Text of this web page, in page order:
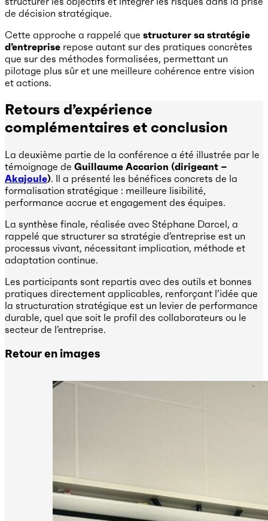
de décision stratégique.
Cette approche a rappelé que structurer sa stratégie
d’entreprise repose autant sur des pratiques concrètes
que sur des méthodes formalisées, permettant un
pilotage plus sûr et une meilleure cohérence entre vision
et actions.
Retours d’expérience
complémentaires et conclusion
La deuxième partie de la conférence a été illustrée par le
témoignage de Guillaume Accarion (dirigeant –
Akajoule). Il a présenté les bénéfices concrets de la
formalisation stratégique : meilleure lisibilité,
performance accrue et engagement des équipes.
La synthèse finale, réalisée avec Stéphane Darcel, a
rappelé que structurer sa stratégie d’entreprise est un
processus vivant, nécessitant implication, méthode et
adaptation continue.
Les participants sont repartis avec des outils et bonnes
pratiques directement applicables, renforçant l’idée que
la structuration stratégique est un levier de performance
durable, quel que soit le profil des collaborateurs ou le
secteur de l’entreprise.
Retour en images